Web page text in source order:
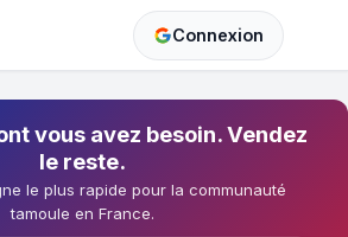
Connexion
vous avez besoin. Vendez
le reste.
le plus rapide pour la communauté
tamoule en France.